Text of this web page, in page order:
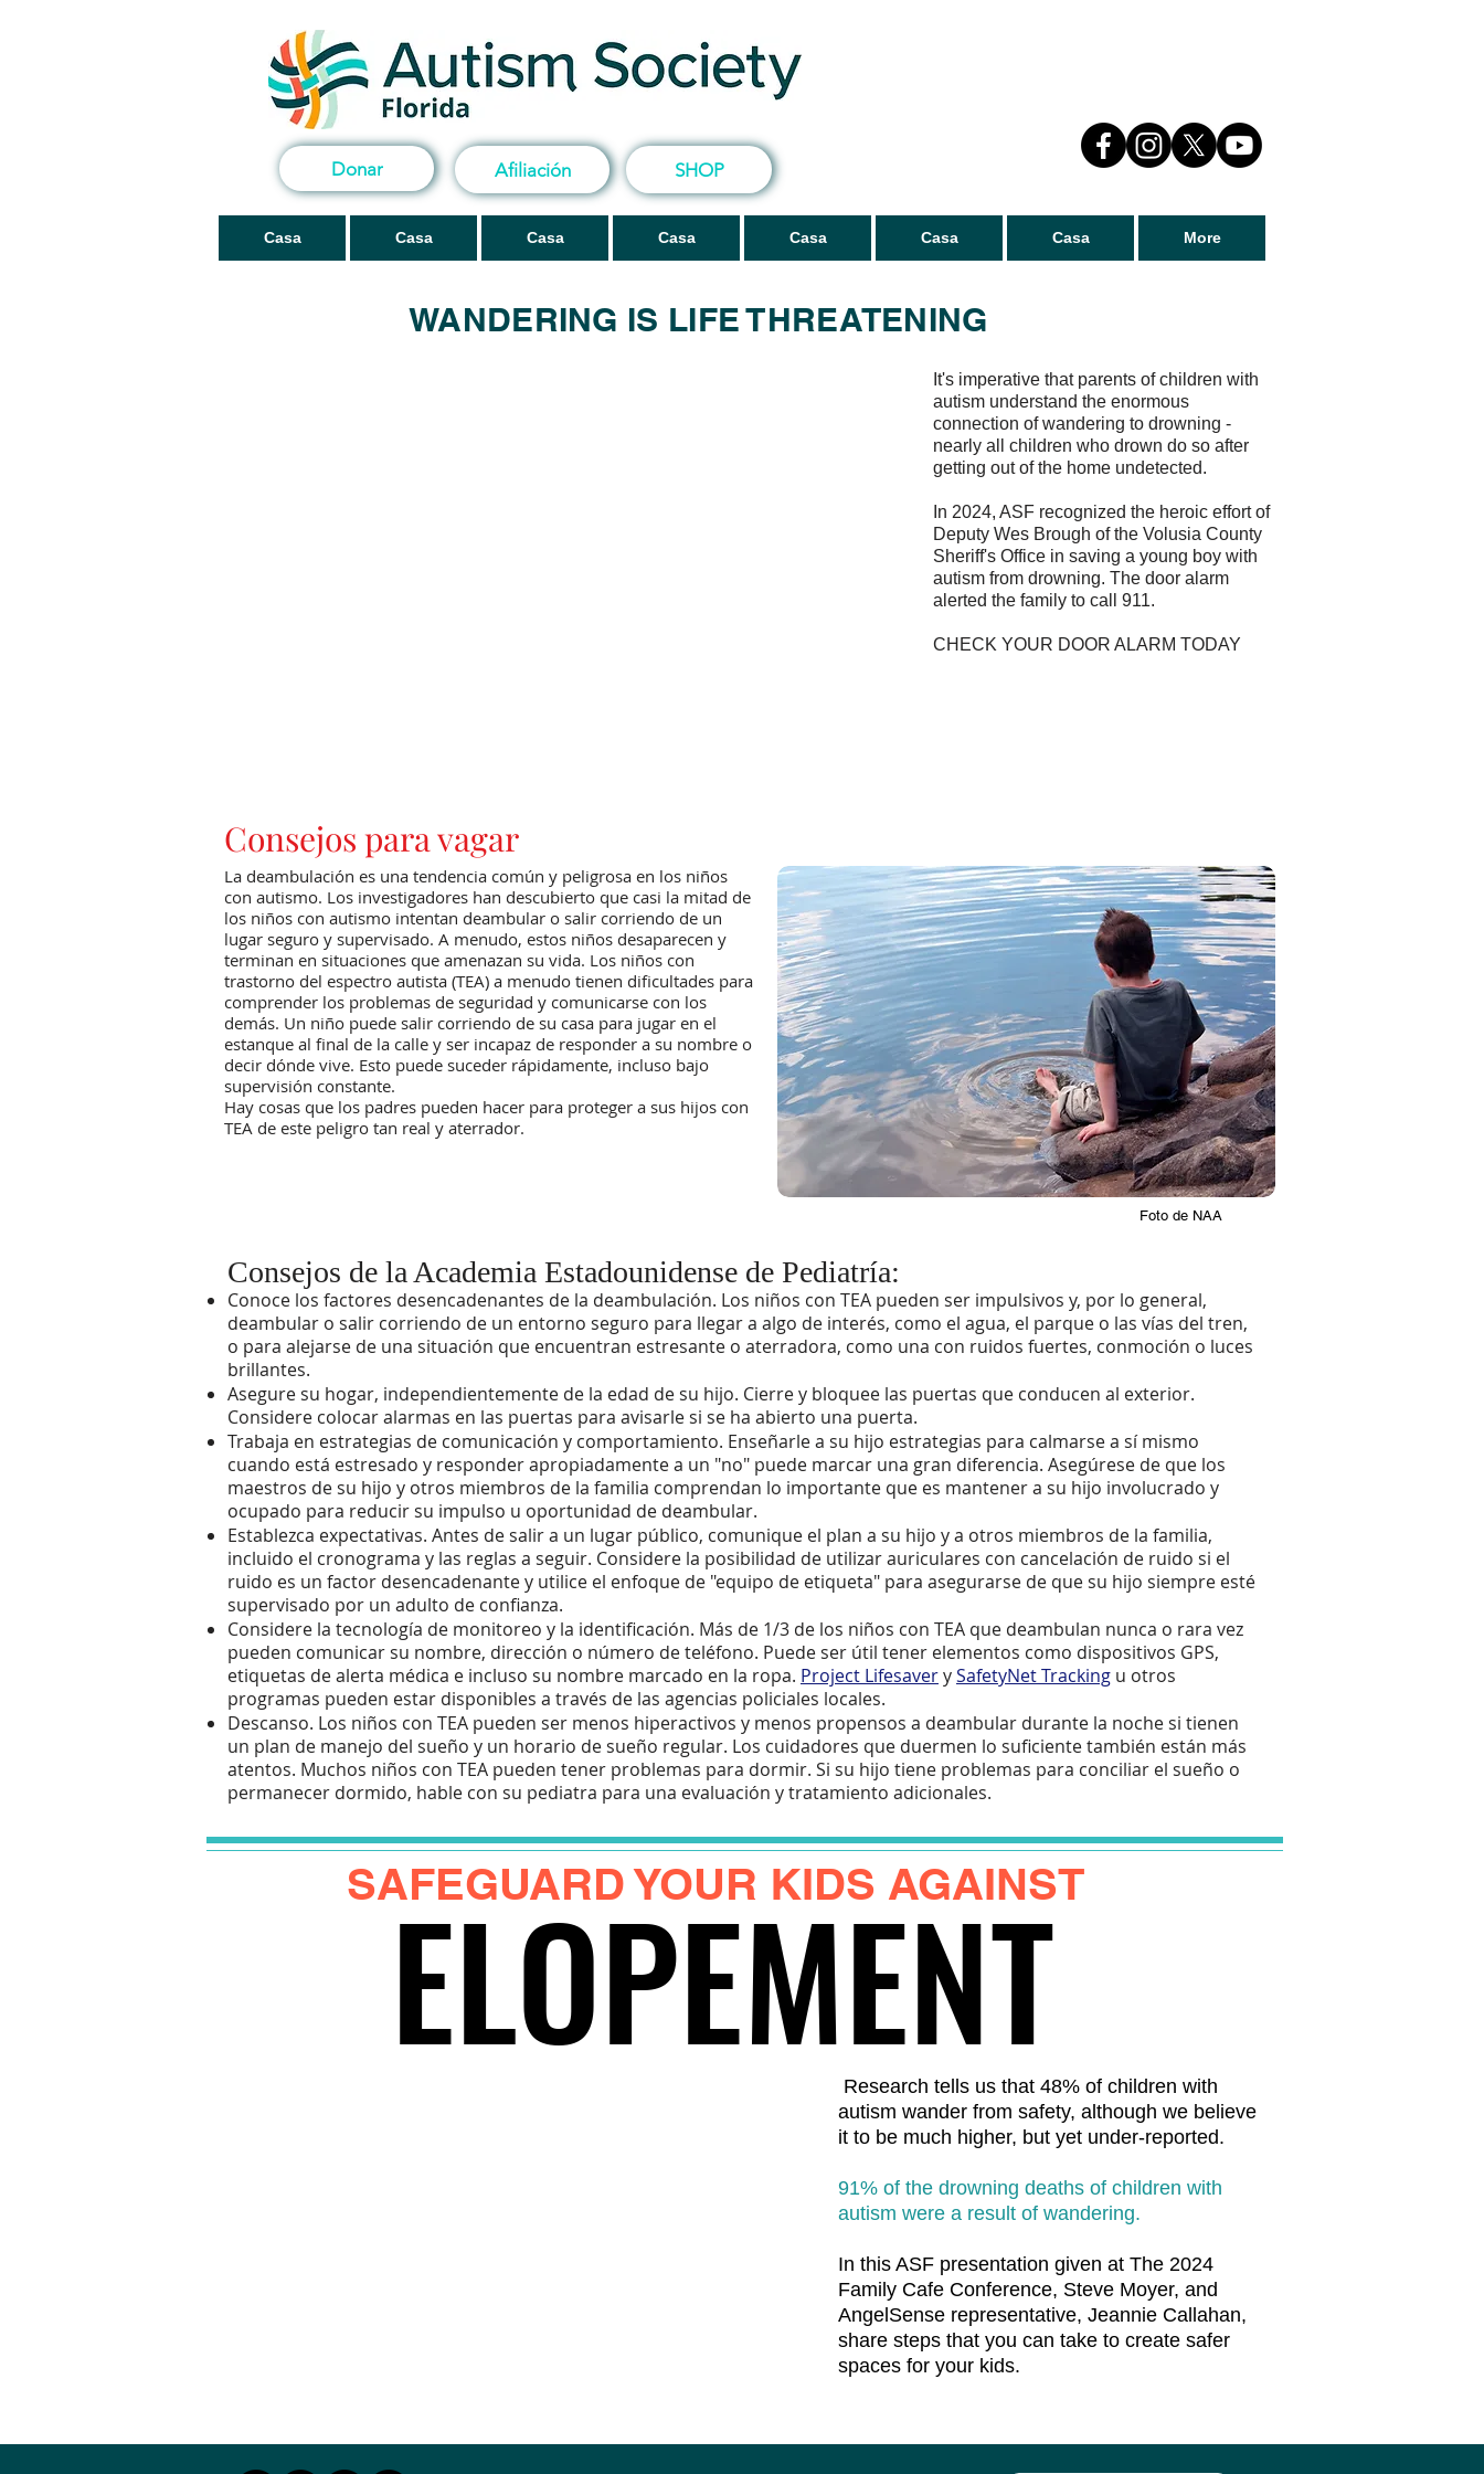
Donar Afiliación SHOP
Casa Casa Casa Casa Casa Casa Casa More
WANDERING IS LIFE THREATENING
It's imperative that parents of children with
autism understand the enormous
connection of wandering to drowning -
nearly all children who drown do so after
getting out of the home undetected.
In 2024, ASF recognized the heroic effort of
Deputy Wes Brough of the Volusia County
Sheriff's Office in saving a young boy with
autism from drowning. The door alarm
alerted the family to call 911.
CHECK YOUR DOOR ALARM TODAY
Consejos para vagar
La deambulación es una tendencia común y peligrosa en los niños
con autismo. Los investigadores han descubierto que casi la mitad de
los niños con autismo intentan deambular o salir corriendo de un
lugar seguro y supervisado. A menudo, estos niños desaparecen y
terminan en situaciones que amenazan su vida. Los niños con
trastorno del espectro autista (TEA) a menudo tienen dificultades para
comprender los problemas de seguridad y comunicarse con los
demás. Un niño puede salir corriendo de su casa para jugar en el
estanque al final de la calle y ser incapaz de responder a su nombre o
decir dónde vive. Esto puede suceder rápidamente, incluso bajo
supervisión constante.
Hay cosas que los padres pueden hacer para proteger a sus hijos con
TEA de este peligro tan real y aterrador.
Foto de NAA
Consejos de la Academia Estadounidense de Pediatría:
Conoce los factores desencadenantes de la deambulación. Los niños con TEA pueden ser impulsivos y, por lo general,
deambular o salir corriendo de un entorno seguro para llegar a algo de interés, como el agua, el parque o las vías del tren,
o para alejarse de una situación que encuentran estresante o aterradora, como una con ruidos fuertes, conmoción o luces
brillantes.
Asegure su hogar, independientemente de la edad de su hijo. Cierre y bloquee las puertas que conducen al exterior.
Considere colocar alarmas en las puertas para avisarle si se ha abierto una puerta.
Trabaja en estrategias de comunicación y comportamiento. Enseñarle a su hijo estrategias para calmarse a sí mismo
cuando está estresado y responder apropiadamente a un "no" puede marcar una gran diferencia. Asegúrese de que los
maestros de su hijo y otros miembros de la familia comprendan lo importante que es mantener a su hijo involucrado y
ocupado para reducir su impulso u oportunidad de deambular.
Establezca expectativas. Antes de salir a un lugar público, comunique el plan a su hijo y a otros miembros de la familia,
incluido el cronograma y las reglas a seguir. Considere la posibilidad de utilizar auriculares con cancelación de ruido si el
ruido es un factor desencadenante y utilice el enfoque de "equipo de etiqueta" para asegurarse de que su hijo siempre esté
supervisado por un adulto de confianza.
Considere la tecnología de monitoreo y la identificación. Más de 1/3 de los niños con TEA que deambulan nunca o rara vez
pueden comunicar su nombre, dirección o número de teléfono. Puede ser útil tener elementos como dispositivos GPS,
etiquetas de alerta médica e incluso su nombre marcado en la ropa. Project LifesaverySafetyNet Tracking u otros
programas pueden estar disponibles a través de las agencias policiales locales.
Descanso. Los niños con TEA pueden ser menos hiperactivos y menos propensos a deambular durante la noche si tienen
un plan de manejo del sueño y un horario de sueño regular. Los cuidadores que duermen lo suficiente también están más
atentos. Muchos niños con TEA pueden tener problemas para dormir. Si su hijo tiene problemas para conciliar el sueño o
permanecer dormido, hable con su pediatra para una evaluación y tratamiento adicionales.
SAFEGUARD YOUR KIDS AGAINST
Research tells us that 48% of children with
autism wander from safety, although we believe
it to be much higher, but yet under-reported.
91% of the drowning deaths of children with
autism were a result of wandering.
In this ASF presentation given at The 2024
Family Cafe Conference, Steve Moyer, and
AngelSense representative, Jeannie Callahan,
share steps that you can take to create safer
spaces for your kids.
ELOPEMENT
ELOPEMENT